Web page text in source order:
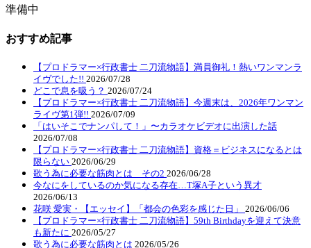
準備中
おすすめ記事
【プロドラマー×行政書士 二刀流物語】満員御礼！熱いワンマンラ
イヴでした!! 2026/07/28
どこで息を吸う？ 2026/07/24
【プロドラマー×行政書士 二刀流物語】今週末は、2026年ワンマン
ライヴ第1弾!! 2026/07/09
「はいそこでナンパして！」〜カラオケビデオに出演した話
2026/07/08
【プロドラマー×行政書士 二刀流物語】資格＝ビジネスになるとは
限らない 2026/06/29
歌う為に必要な筋肉とは その2 2026/06/28
今なにをしているのか気になる存在…T塚A子という異才
2026/06/13
花咲 愛実・【エッセイ】「都会の色彩を感じた日」 2026/06/06
【プロドラマー×行政書士 二刀流物語】59th Birthdayを迎えて決意
も新たに 2026/05/27
歌う為に必要な筋肉とは 2026/05/26